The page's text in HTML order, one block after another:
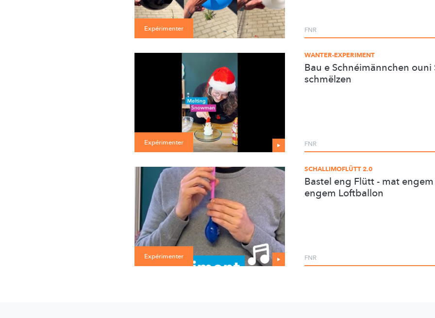
Expérimenter FNR
Expérimenter
WANTER-EXPERIMENT
Bau e Schnéimännchen ouni
schmëlzen
FNR
Expérimenter
SCHALLIMOFLÜTT 2.0
Bastel eng Flütt - mat
engem Loftballon
FNR